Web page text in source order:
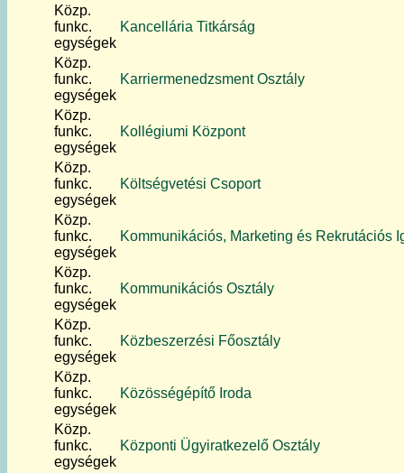
Közp.
funkc.
egységek
Kancellária Titkárság
Közp.
funkc.
egységek
Karriermenedzsment Osztály
Közp.
funkc.
egységek
Kollégiumi Központ
Közp.
funkc.
egységek
Költségvetési Csoport
Közp.
funkc.
egységek
Kommunikációs, Marketing és Rekrutációs
Közp.
funkc.
egységek
Kommunikációs Osztály
Közp.
funkc.
egységek
Közbeszerzési Főosztály
Közp.
funkc.
egységek
Közösségépítő Iroda
Közp.
funkc.
egységek
Központi Ügyiratkezelő Osztály